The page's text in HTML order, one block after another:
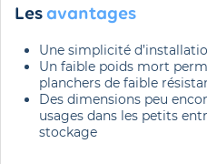
Les avantages
Une simplicité
Un faible poids mort
planchers de faible
Des dimensions peu
usages dans les petits
stockage